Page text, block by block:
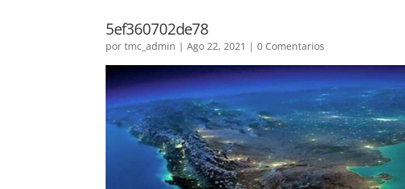
5ef360702de78
por tmc_admin | Ago 22, 2021 | 0 Comentarios